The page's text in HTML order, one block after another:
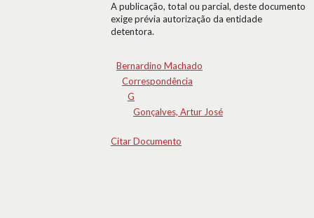
A publicação, total ou parcial, deste documento
exige prévia autorização da entidade
detentora.
Bernardino Machado
Correspondência
G
Gonçalves, Artur José
Citar Documento